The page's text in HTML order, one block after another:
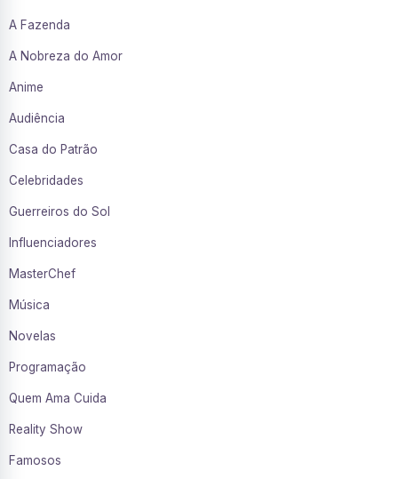
A Fazenda
A Nobreza do Amor
Anime
Audiência
Casa do Patrão
Celebridades
Guerreiros do Sol
Influenciadores
MasterChef
Música
Novelas
Programação
Quem Ama Cuida
Reality Show
Famosos